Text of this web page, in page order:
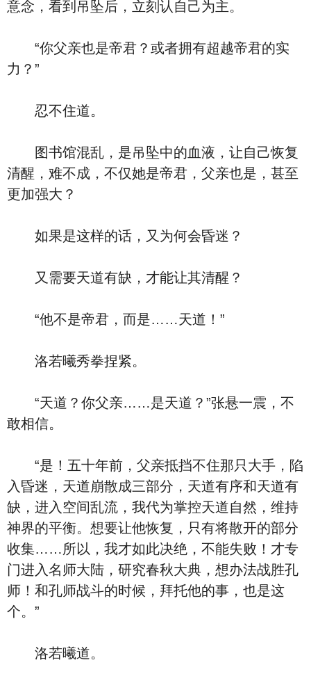
意念，看到吊坠后，立刻认自己为主。
“你父亲也是帝君？或者拥有超越帝君的实
力？”
忍不住道。
图书馆混乱，是吊坠中的血液，让自己恢复
清醒，难不成，不仅她是帝君，父亲也是，甚至
更加强大？
如果是这样的话，又为何会昏迷？
又需要天道有缺，才能让其清醒？
“他不是帝君，而是……天道！”
洛若曦秀拳捏紧。
“天道？你父亲……是天道？”张悬一震，不
敢相信。
“是！五十年前，父亲抵挡不住那只大手，陷
入昏迷，天道崩散成三部分，天道有序和天道有
缺，进入空间乱流，我代为掌控天道自然，维持
神界的平衡。想要让他恢复，只有将散开的部分
收集……所以，我才如此决绝，不能失败！才专
门进入名师大陆，研究春秋大典，想办法战胜孔
师！和孔师战斗的时候，拜托他的事，也是这
个。”
洛若曦道。